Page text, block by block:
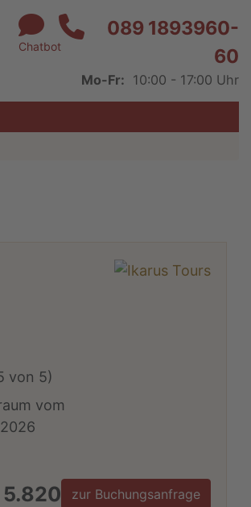
Chatbot
089 1893960-
60
Mo-Fr: 10:00 - 17:00 Uhr
von 5)
vom
zur Buchungsanfrage